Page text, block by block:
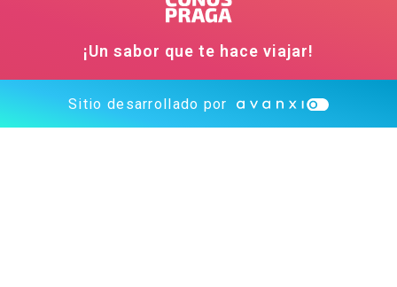
¡Un sabor que te hace viajar!
Sitio desarrollado por